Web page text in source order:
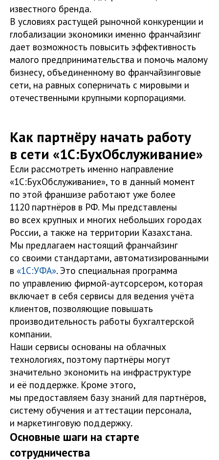
известного бренда.
В условиях растущей рыночной конкуренции и
глобализации экономики именно франчайзинг
дает возможность повысить эффективность
малого предпринимательства и помочь малому
бизнесу, объединенному во франчайзинговые
сети, на равных соперничать с мировыми и
отечественными крупными корпорациями.
Как партнёру начать работу
в сети «1С:БухОбслуживание»
Если рассмотреть именно направление
«1С:БухОбслуживание», то в данный момент
по этой франшизе работают уже более
1120 партнёров в РФ. Мы представлены
во всех крупных и многих небольших городах
России, а также на территории Казахстана.
Мы предлагаем настоящий франчайзинг
со своими стандартами, автоматизированными
в «1С:УФА». Это специальная программа
по управлению фирмой-аутсорсером, которая
включает в себя сервисы для ведения учёта
клиентов, позволяющие повышать
производительность работы бухгалтерской
компании.
Наши сервисы основаны на облачных
технологиях, поэтому партнёры могут
значительно экономить на инфраструктуре
и её поддержке. Кроме этого,
мы предоставляем базу знаний для партнёров,
систему обучения и аттестации персонала,
и маркетинговую поддержку.
Основные шаги на старте
сотрудничества